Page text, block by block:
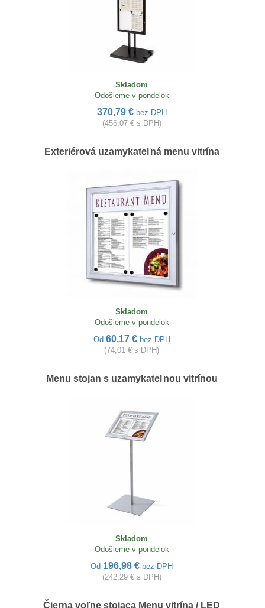
Skladom
Odošleme v pondelok
370,79 € bez DPH
(456,07 € s DPH)
Exteriérová uzamykateľná menu vitrína
Skladom
Odošleme v pondelok
Od 60,17 € bez DPH
(74,01 € s DPH)
Menu stojan s uzamykateľnou vitrínou
Skladom
Odošleme v pondelok
Od 196,98 € bez DPH
(242,29 € s DPH)
Čierna voľne stojaca Menu vitrína / LED